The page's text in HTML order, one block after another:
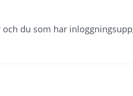
du som har